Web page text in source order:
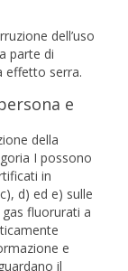
dell’uso
parte di
effetto serra.
e
della
I possono
in
d) ed e) sulle
fluorurati a
e
il